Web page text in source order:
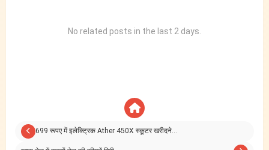
No related posts in the last 2 days.
699 रूपए में इलेक्ट्रिक Ather 450X स्कूटर खरीदने…